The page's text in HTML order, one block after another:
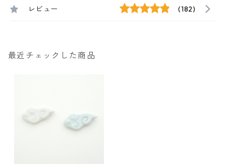
レビュー (182)
最近チェックした商品